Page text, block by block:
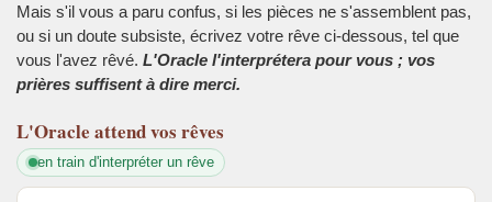
Mais s'il vous a paru confus, si les pièces ne s'assemblent pas,
ou si un doute subsiste, écrivez votre rêve ci-dessous, tel que
vous l'avez rêvé. L'Oracle l'interprétera pour vous ; vos
prières suffisent à dire merci.
L'Oracle attend vos rêves
en train d'interpréter un rêve